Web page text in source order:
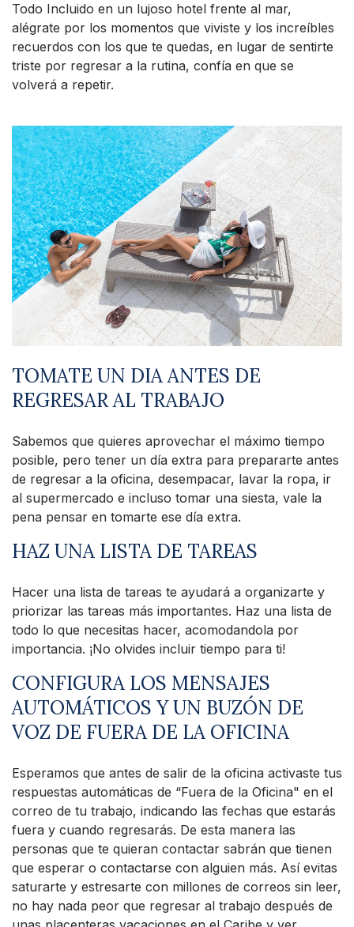
Todo Incluido en un lujoso hotel frente al mar,
alégrate por los momentos que viviste y los increíbles
recuerdos con los que te quedas, en lugar de sentirte
triste por regresar a la rutina, confía en que se
volverá a repetir.
TOMATE UN DIA ANTES DE
REGRESAR AL TRABAJO
Sabemos que quieres aprovechar el máximo tiempo
posible, pero tener un día extra para prepararte antes
de regresar a la oficina, desempacar, lavar la ropa, ir
al supermercado e incluso tomar una siesta, vale la
pena pensar en tomarte ese día extra.
HAZ UNA LISTA DE TAREAS
Hacer una lista de tareas te ayudará a organizarte y
priorizar las tareas más importantes. Haz una lista de
todo lo que necesitas hacer, acomodandola por
importancia. ¡No olvides incluir tiempo para ti!
CONFIGURA LOS MENSAJES
AUTOMÁTICOS Y UN BUZÓN DE
VOZ DE FUERA DE LA OFICINA
Esperamos que antes de salir de la oficina activaste tus
respuestas automáticas de “Fuera de la Oficina" en el
correo de tu trabajo, indicando las fechas que estarás
fuera y cuando regresarás. De esta manera las
personas que te quieran contactar sabrán que tienen
que esperar o contactarse con alguien más. Así evitas
saturarte y estresarte con millones de correos sin leer,
no hay nada peor que regresar al trabajo después de